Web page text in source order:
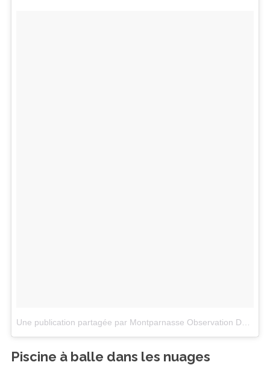
Piscine à balle dans les nuages